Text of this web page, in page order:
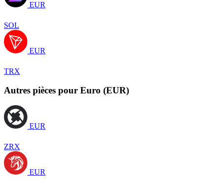
EUR
SOL
EUR
TRX
Autres pièces pour Euro (EUR)
EUR
ZRX
EUR